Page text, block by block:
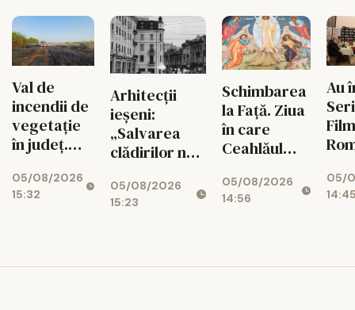
merge în
turul III al
Cupei
României
Val de
incendii de
vegetație
în județ.
cuprins
zeci de
05/08/2026
15:32
Arhitecții
ieșeni:
„Salvarea
clădirilor nu
doar fațade”
05/08/2026
15:23
Schimbarea
la Față. Ziua
în care
Ceahlăul
munte sfânt
05/08/2026
14:56
Au
05/